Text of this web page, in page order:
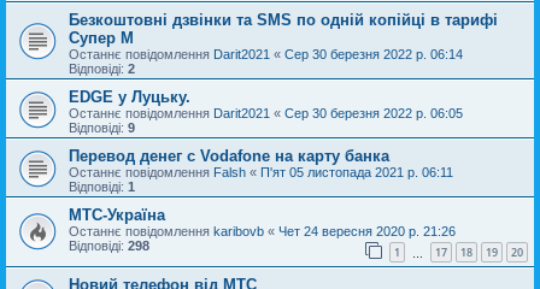
Безкоштовні дзвінки та SMS по одній копійці в тарифі
Супер М
Останнє повідомлення Darit2021 « Сер 30 березня 2022 р. 06:14
Відповіді: 2
EDGE у Луцьку.
Останнє повідомлення Darit2021 « Сер 30 березня 2022 р. 06:05
Відповіді: 9
Перевод денег с Vodafone на карту банка
Останнє повідомлення Falsh « П'ят 05 листопада 2021 р. 06:11
Відповіді: 1
МТС-Україна
Останнє повідомлення karibovb « Чет 24 вересня 2020 р. 21:26
Відповіді: 298 1 17 18 19 20
Новий телефон від МТС